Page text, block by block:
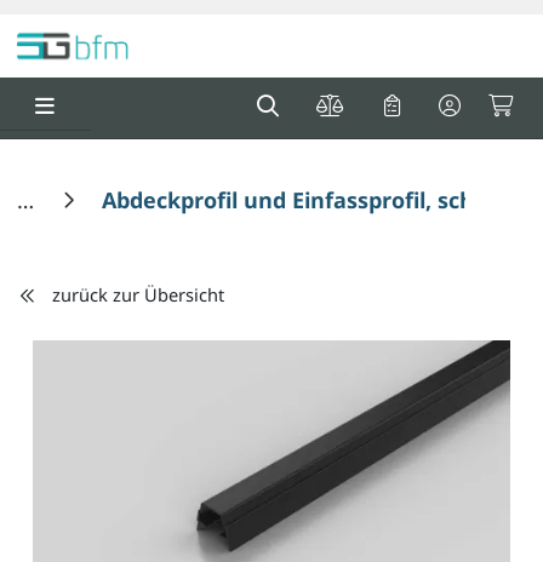
Abdeckprofil und Einfassprofil, schwarz
zurück zur Übersicht